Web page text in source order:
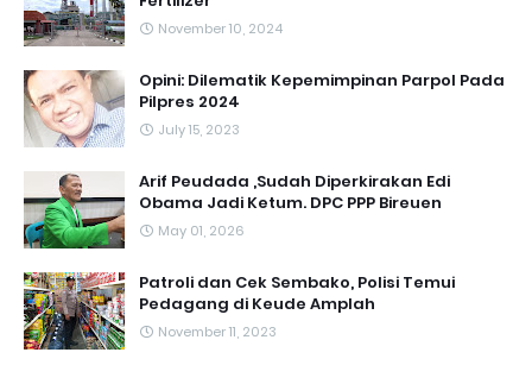
November 10, 2024
Opini: Dilematik Kepemimpinan Parpol Pada
Pilpres 2024
July 15, 2023
Arif Peudada ,Sudah Diperkirakan Edi
Obama Jadi Ketum. DPC PPP Bireuen
May 01, 2026
Patroli dan Cek Sembako, Polisi Temui
Pedagang di Keude Amplah
November 11, 2023